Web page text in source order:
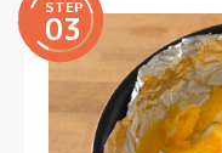
STEP
03